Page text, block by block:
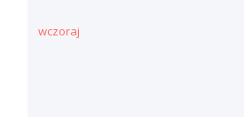
wczoraj